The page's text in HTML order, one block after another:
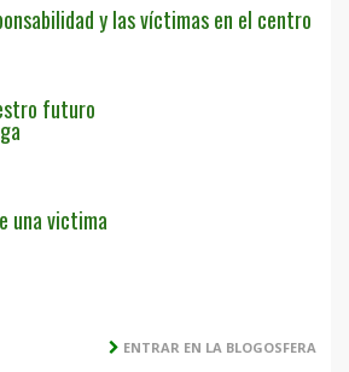
y las víctimas en el centro
futuro
una victima
ENTRAR EN LA BLOGOSFERA